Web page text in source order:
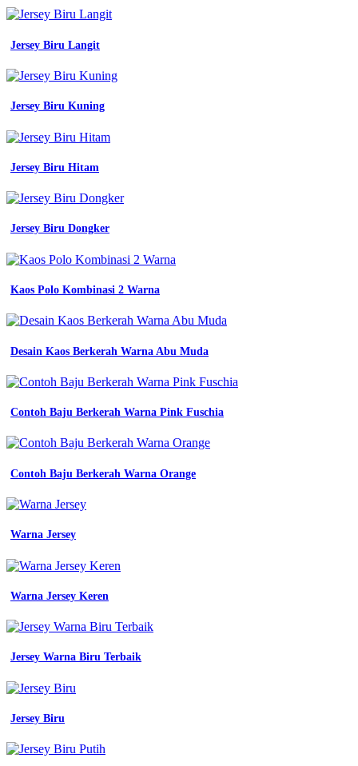
jenis
biru
jeans
gambar
minimalis
46
warna
biru
jenis
93
jenis
biru
jeans
warna
ide
27
palet
warna
biru
warna
elegan
Jenis
Warna
Abu
Jenis
Biru
Denim
jenis
kodenya
com
terbaru
60
jenis
Jersey Biru Langit
Jersey Biru Kuning
Jersey Biru Hitam
Jersey Biru Dongker
Kaos Polo Kombinasi 2 Warna
Desain Kaos Berkerah Warna Abu Muda
Contoh Baju Berkerah Warna Pink Fuschia
Contoh Baju Berkerah Warna Orange
Warna Jersey
Warna Jersey Keren
Jersey Warna Biru Terbaik
Jersey Biru